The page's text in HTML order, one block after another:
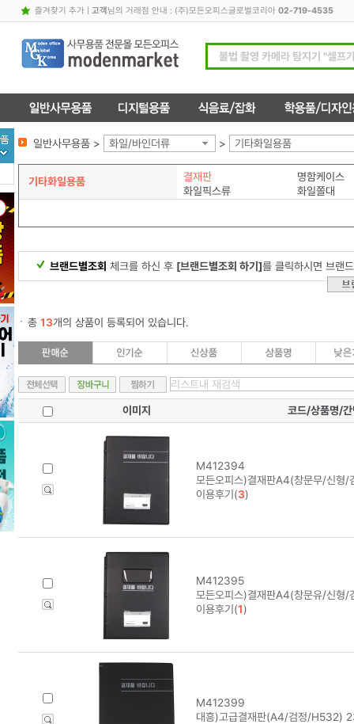
즐겨찾기 추가| 고객님의 거래점 안내 : (주)모든오피스글로벌코리아 02-719-4535
일반사무용품 > 화일/바인더류 > 기타화일용품
기타화일용품 결재판
명함케이스
화일픽스류
화일쫄대
브랜드별조회 체크를 하신 후 [브랜드별조회 하기]를 클릭하시면 브랜
총 13개의 상품이 등록되어 있습니다.
이미지 코드/상품명/간
M412394
모든오피스)결재판A4(창문무/신형/
이용후기(3)
M412395
모든오피스)결재판A4(창문유/신형/
이용후기(1)
M412399
대흥)고급결재판(A4/검정/H532)